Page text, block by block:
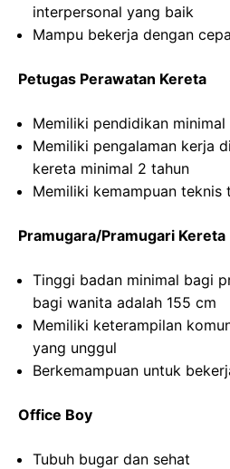
interpersonal yang baik
Mampu bekerja dengan
Petugas Perawatan Kereta
Memiliki pendidikan minimal
Memiliki pengalaman kerja
kereta minimal 2 tahun
Memiliki kemampuan teknis
Pramugara/Pramugari Kereta
Tinggi badan minimal bagi
bagi wanita adalah 155 cm
Memiliki keterampilan
yang unggul
Berkemampuan untuk
Office Boy
Tubuh bugar dan sehat